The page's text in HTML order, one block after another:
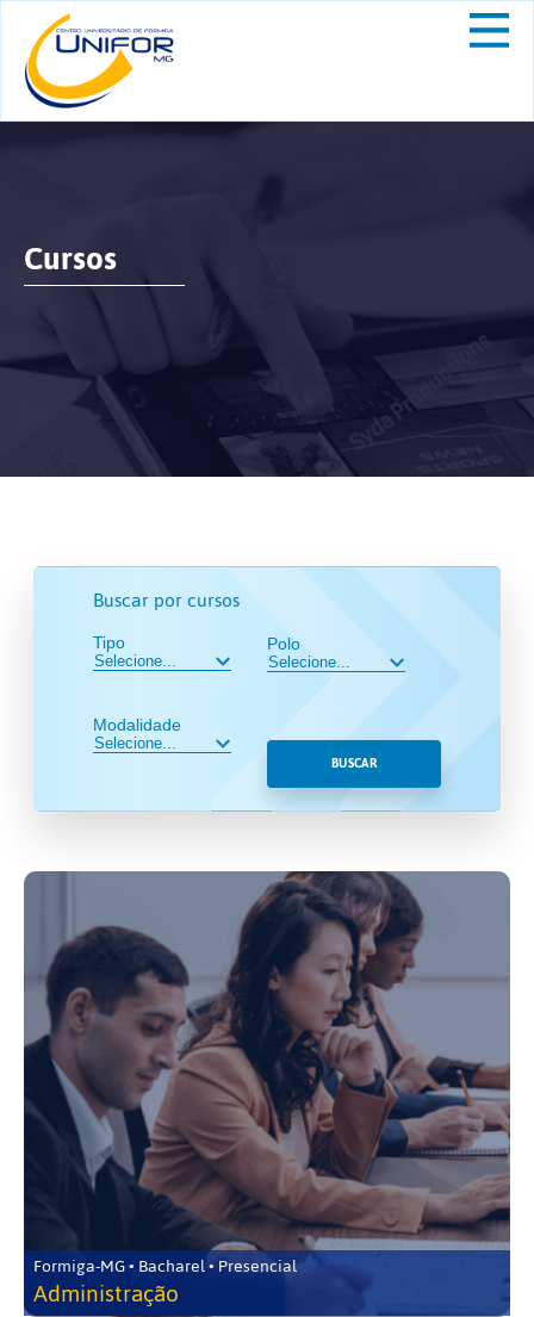
Cursos
Buscar por cursos
Tipo
Modalidade
Polo
BUSCAR
Formiga-MG • Bacharel • Presencial
Administração